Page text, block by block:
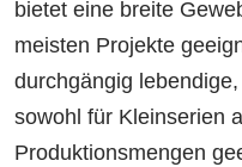
bietet eine breite
meisten Projekte
durchgängig
sowohl für Kleinserien
Produktionsmengen